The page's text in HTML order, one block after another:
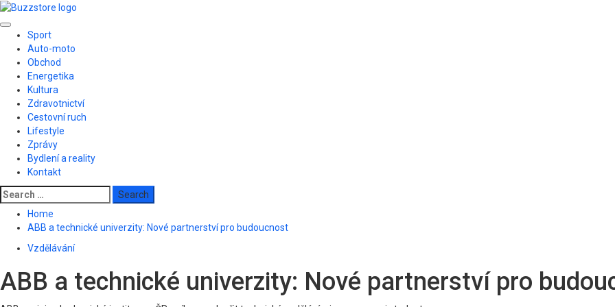
Skip
content
Primary
Menu
Sport
Auto-moto
Obchod
Energetika
Kultura
Zdravotnictví
Cestovní ruch
Lifestyle
Zprávy
Bydlení a reality
Kontakt
Search
for:
Home
ABB a technické univerzity: Nové partnerství pro budoucnost
Vzdělávání
ABB a technické univerzity: Nové partnerství pro